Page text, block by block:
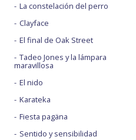
La constelación del perro
Clayface
El final de Oak Street
Tadeo Jones y la lámpara
maravillosa
El nido
Karateka
Fiesta pagäna
Sentido y sensibilidad